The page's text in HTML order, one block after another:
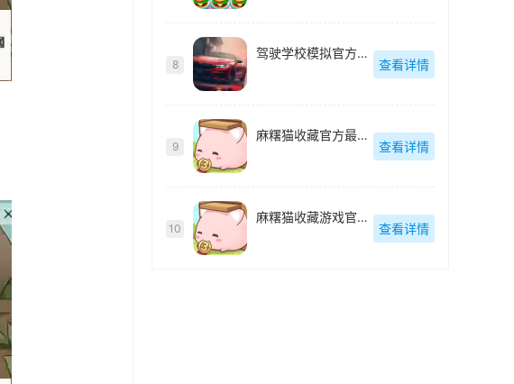
8
驾驶学校模拟官方最新版
查看详情
9
麻糬猫收藏官方最新版
查看详情
10
麻糬猫收藏游戏官方最新版
查看详情